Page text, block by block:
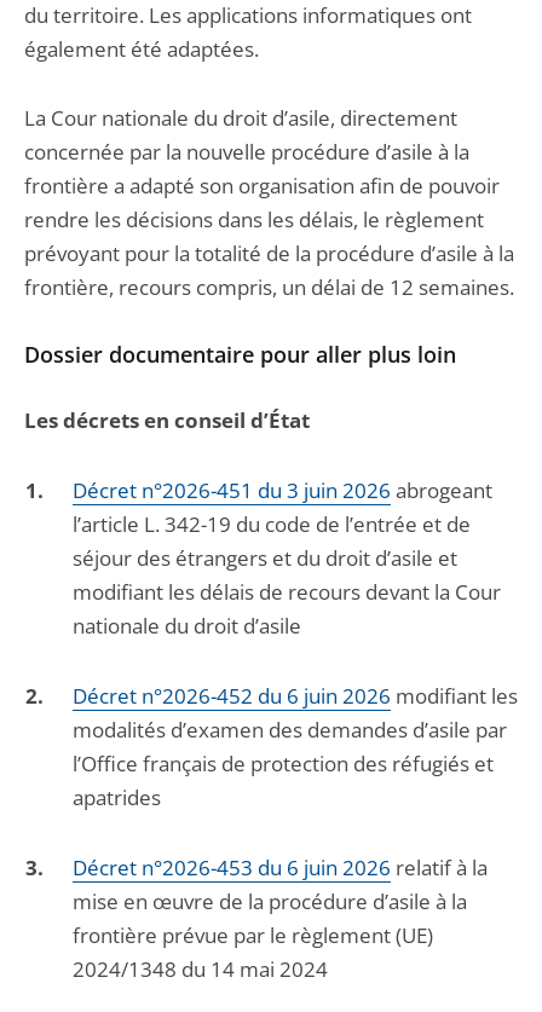
du territoire. Les applications informatiques ont
également été adaptées.
La Cour nationale du droit d’asile, directement
concernée par la nouvelle procédure d’asile à la
frontière a adapté son organisation afin de pouvoir
rendre les décisions dans les délais, le règlement
prévoyant pour la totalité de la procédure d’asile à la
frontière, recours compris, un délai de 12 semaines.
Dossier documentaire pour aller plus loin
Les décrets en conseil d’État
Décret n°2026-451 du 3 juin 2026 abrogeant
l’article L. 342-19 du code de l’entrée et de
séjour des étrangers et du droit d’asile et
modifiant les délais de recours devant la Cour
nationale du droit d’asile
Décret n°2026-452 du 6 juin 2026 modifiant les
modalités d’examen des demandes d’asile par
l’Office français de protection des réfugiés et
apatrides
Décret n°2026-453 du 6 juin 2026 relatif à la
mise en œuvre de la procédure d’asile à la
frontière prévue par le règlement (UE)
2024/1348 du 14 mai 2024